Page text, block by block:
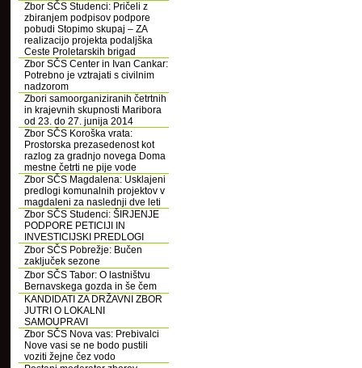
Zbor SČS Studenci: Pričeli z
zbiranjem podpisov podpore
pobudi Stopimo skupaj – ZA
realizacijo projekta podaljška
Ceste Proletarskih brigad
Zbor SČS Center in Ivan Cankar:
Potrebno je vztrajati s civilnim
nadzorom
Zbori samoorganiziranih četrtnih
in krajevnih skupnosti Maribora
od 23. do 27. junija 2014
Zbor SČS Koroška vrata:
Prostorska prezasedenost kot
razlog za gradnjo novega Doma
mestne četrti ne pije vode
Zbor SČS Magdalena: Usklajeni
predlogi komunalnih projektov v
magdaleni za naslednji dve leti
Zbor SČS Studenci: ŠIRJENJE
PODPORE PETICIJI IN
INVESTICIJSKI PREDLOGI
Zbor SČS Pobrežje: Bučen
zaključek sezone
Zbor SČS Tabor: O lastništvu
Bernavskega gozda in še čem
KANDIDATI ZA DRŽAVNI ZBOR
JUTRI O LOKALNI
SAMOUPRAVI
Zbor SČS Nova vas: Prebivalci
Nove vasi se ne bodo pustili
voziti žejne čez vodo